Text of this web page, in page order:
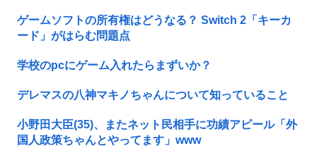
ゲームソフトの所有権はどうなる？ Switch 2「キーカ
ード」がはらむ問題点
学校のpcにゲーム入れたらまずいか？
デレマスの八神マキノちゃんについて知っていること
小野田大臣(35)、またネット民相手に功績アピール「外
国人政策ちゃんとやってます」www